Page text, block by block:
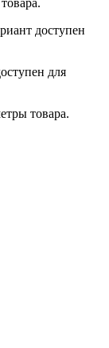
доступен
для
товара.